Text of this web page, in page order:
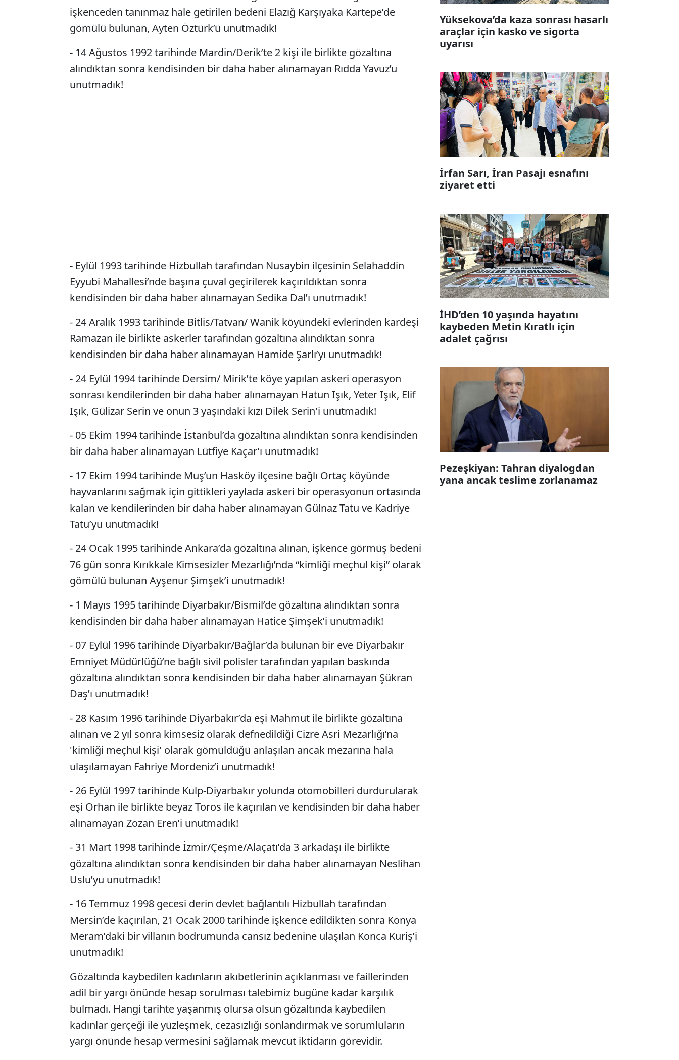
işkenceden tanınmaz hale getirilen bedeni Elazığ Karşıyaka Kartepe’de
gömülü bulunan, Ayten Öztürk’ü unutmadık!
- 14 Ağustos 1992 tarihinde Mardin/Derik’te 2 kişi ile birlikte gözaltına
alındıktan sonra kendisinden bir daha haber alınamayan Rıdda Yavuz’u
unutmadık!
- Eylül 1993 tarihinde Hizbullah tarafından Nusaybin ilçesinin Selahaddin
Eyyubi Mahallesi’nde başına çuval geçirilerek kaçırıldıktan sonra
kendisinden bir daha haber alınamayan Sedika Dal’ı unutmadık!
- 24 Aralık 1993 tarihinde Bitlis/Tatvan/ Wanik köyündeki evlerinden kardeşi
Ramazan ile birlikte askerler tarafından gözaltına alındıktan sonra
kendisinden bir daha haber alınamayan Hamide Şarlı’yı unutmadık!
- 24 Eylül 1994 tarihinde Dersim/ Mirik’te köye yapılan askeri operasyon
sonrası kendilerinden bir daha haber alınamayan Hatun Işık, Yeter Işık, Elif
Işık, Gülizar Serin ve onun 3 yaşındaki kızı Dilek Serin'i unutmadık!
- 05 Ekim 1994 tarihinde İstanbul’da gözaltına alındıktan sonra kendisinden
bir daha haber alınamayan Lütfiye Kaçar’ı unutmadık!
- 17 Ekim 1994 tarihinde Muş’un Hasköy ilçesine bağlı Ortaç köyünde
hayvanlarını sağmak için gittikleri yaylada askeri bir operasyonun ortasında
kalan ve kendilerinden bir daha haber alınamayan Gülnaz Tatu ve Kadriye
Tatu’yu unutmadık!
- 24 Ocak 1995 tarihinde Ankara’da gözaltına alınan, işkence görmüş bedeni
76 gün sonra Kırıkkale Kimsesizler Mezarlığı’nda “kimliği meçhul kişi” olarak
gömülü bulunan Ayşenur Şimşek’i unutmadık!
- 1 Mayıs 1995 tarihinde Diyarbakır/Bismil’de gözaltına alındıktan sonra
kendisinden bir daha haber alınamayan Hatice Şimşek’i unutmadık!
- 07 Eylül 1996 tarihinde Diyarbakır/Bağlar’da bulunan bir eve Diyarbakır
Emniyet Müdürlüğü’ne bağlı sivil polisler tarafından yapılan baskında
gözaltına alındıktan sonra kendisinden bir daha haber alınamayan Şükran
Daş’ı unutmadık!
- 28 Kasım 1996 tarihinde Diyarbakır’da eşi Mahmut ile birlikte gözaltına
alınan ve 2 yıl sonra kimsesiz olarak defnedildiği Cizre Asri Mezarlığı’na
'kimliği meçhul kişi' olarak gömüldüğü anlaşılan ancak mezarına hala
ulaşılamayan Fahriye Mordeniz’i unutmadık!
- 26 Eylül 1997 tarihinde Kulp-Diyarbakır yolunda otomobilleri durdurularak
eşi Orhan ile birlikte beyaz Toros ile kaçırılan ve kendisinden bir daha haber
alınamayan Zozan Eren’i unutmadık!
- 31 Mart 1998 tarihinde İzmir/Çeşme/Alaçatı’da 3 arkadaşı ile birlikte
gözaltına alındıktan sonra kendisinden bir daha haber alınamayan Neslihan
Uslu’yu unutmadık!
- 16 Temmuz 1998 gecesi derin devlet bağlantılı Hizbullah tarafından
Mersin’de kaçırılan, 21 Ocak 2000 tarihinde işkence edildikten sonra Konya
Meram’daki bir villanın bodrumunda cansız bedenine ulaşılan Konca Kuriş’i
unutmadık!
Gözaltında kaybedilen kadınların akıbetlerinin açıklanması ve faillerinden
adil bir yargı önünde hesap sorulması talebimiz bugüne kadar karşılık
bulmadı. Hangi tarihte yaşanmış olursa olsun gözaltında kaybedilen
kadınlar gerçeği ile yüzleşmek, cezasızlığı sonlandırmak ve sorumluların
yargı önünde hesap vermesini sağlamak mevcut iktidarın görevidir.
Yüksekova’da kaza sonrası hasarlı
araçlar için kasko ve sigorta
uyarısı
İrfan Sarı, İran Pasajı esnafını
ziyaret etti
İHD’den 10 yaşında hayatını
kaybeden Metin Kıratlı için
adalet çağrısı
Pezeşkiyan: Tahran diyalogdan
yana ancak teslime zorlanamaz